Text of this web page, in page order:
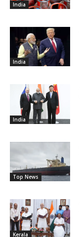
India
India
India
Top News
Kerala